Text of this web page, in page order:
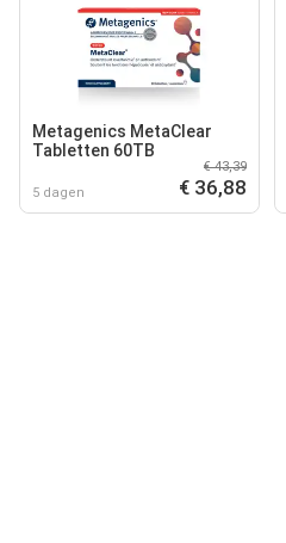
Metagenics MetaClear
Tabletten 60TB
5 dagen
€ 43,39
€ 36,88